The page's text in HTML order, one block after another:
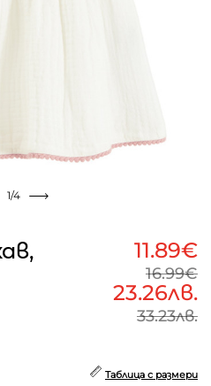
1/4
11.89€
16.99€
23.26лв.
33.23лв.
Таблица с размери